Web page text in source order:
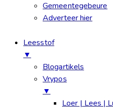
Gemeentegebeure
Adverteer hier
Leesstof
▼
Blogartikels
Vrypos
▼
Loer | Lees |